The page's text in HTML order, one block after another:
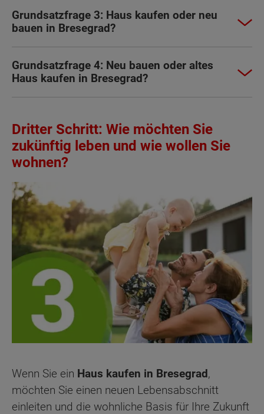
Grundsatzfrage 3: Haus kaufen oder neu
bauen in Bresegrad?
Grundsatzfrage 4: Neu bauen oder altes
Haus kaufen in Bresegrad?
Dritter Schritt: Wie möchten Sie
zukünftig leben und wie wollen Sie
wohnen?
Wenn Sie ein Haus kaufen in Bresegrad,
möchten Sie einen neuen Lebensabschnitt
einleiten und die wohnliche Basis für Ihre Zukunft